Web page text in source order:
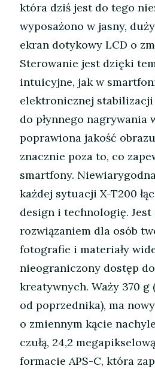
która dziś jest do tego
wyposażono w jasny,
ekran dotykowy LCD o
Sterowanie jest dzięki
intuicyjne, jak w
elektronicznej stabilizacji
do płynnego nagrywania
poprawiona jakość
znacznie poza to, co
smartfony.
każdej sytuacji X-T200
design i technologię. Jest
rozwiązaniem dla osób
fotografie i materiały
nieograniczony dostęp
kreatywnych. Waży 370 g
od poprzednika), ma
o zmiennym kącie
czułą, 24,2
formacie APS-C, która